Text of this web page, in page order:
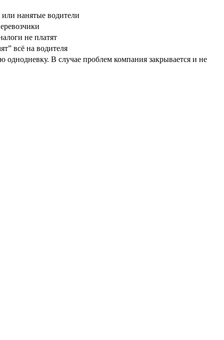
нанятые водители
не платят
всё на водителя
однодневку. В случае проблем компания закрывается и не